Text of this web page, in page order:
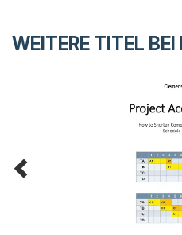
WEITERE TITEL BEI